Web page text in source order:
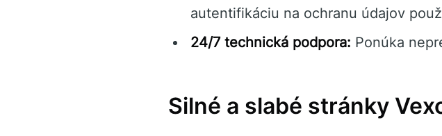
autentifikáciu na ochranu údajov
24/7 technická podpora: Ponúka
Silné a slabé stránky